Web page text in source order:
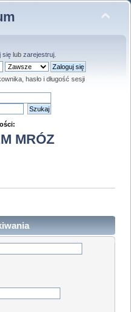
sięlub zarejestruj.
hasło i długość sesji
MRÓZ